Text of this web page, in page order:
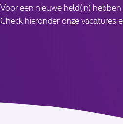
een nieuwe held(in)
hieronder onze vacatures